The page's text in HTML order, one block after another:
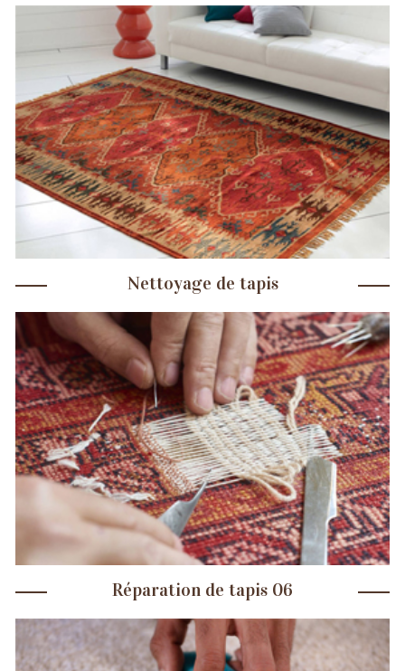
Nettoyage de tapis
Réparation de tapis 06